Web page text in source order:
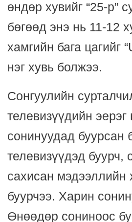
өндөр хувийг “25-р”
бөгөөд энэ нь 11-12
хамгийн бага цагийг
нэг хувь болжээ.
Сонгуулийн
телевизүүдийн
сонинуудад буурсан
телевизүүдэд буурч,
сахисан
буурчээ. Харин
Өнөөдөр сониноос